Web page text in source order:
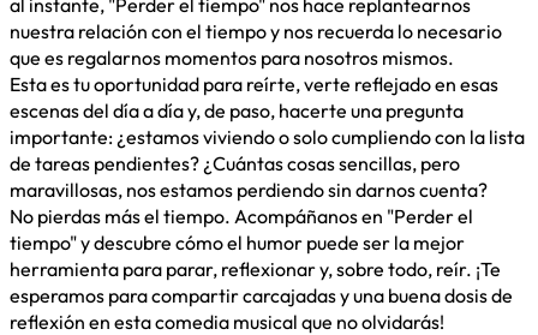
nuestra relación con el tiempo y nos recuerda lo necesario
que es regalarnos momentos para nosotros mismos.
Esta es tu oportunidad para reírte, verte reflejado en esas
escenas del día a día y, de paso, hacerte una pregunta
importante: ¿estamos viviendo o solo cumpliendo con la lista
de tareas pendientes? ¿Cuántas cosas sencillas, pero
maravillosas, nos estamos perdiendo sin darnos cuenta?
No pierdas más el tiempo. Acompáñanos en "Perder el
tiempo" y descubre cómo el humor puede ser la mejor
herramienta para parar, reflexionar y, sobre todo, reír. ¡Te
esperamos para compartir carcajadas y una buena dosis de
reflexión en esta comedia musical que no olvidarás!